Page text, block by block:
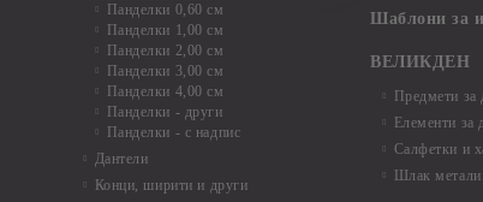
Панделки 0,60 см
Панделки 1,00 см
Панделки 2,00 см
Панделки 3,00 см
Панделки 4,00 см
Панделки - други
Панделки - с надпис
Дантели
Конци, ширити и други
Шаблони за
ВЕЛИКДЕН
Предмети за
Елементи за
Салфетки и
Шлак